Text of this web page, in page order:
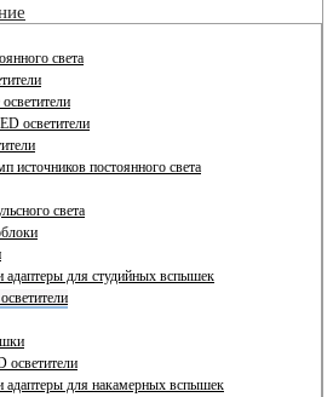
света
осветители
источников постоянного света
света
для студийных вспышек
осветители
для накамерных вспышек